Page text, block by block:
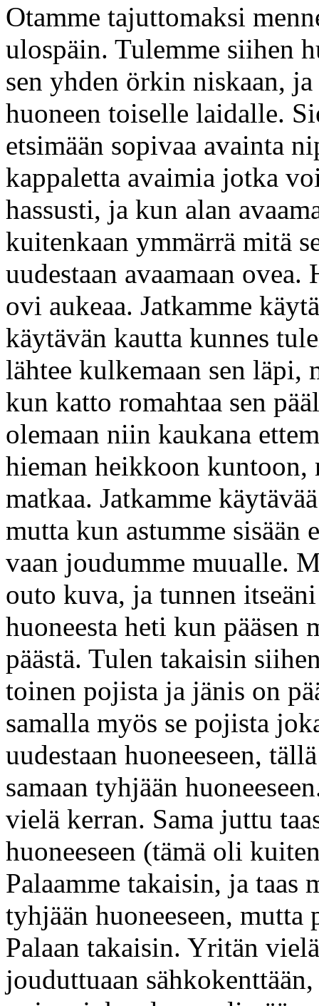
Otamme tajuttomaksi
ulospäin. Tulemme siihen
sen yhden örkin niskaan,
huoneen toiselle laidalle.
etsimään sopivaa avainta
kappaletta avaimia jotka
hassusti, ja kun alan
kuitenkaan ymmärrä mitä
uudestaan avaamaan
ovi aukeaa. Jatkamme
käytävän kautta kunnes
lähtee kulkemaan sen
kun katto romahtaa sen
olemaan niin kaukana
hieman heikkoon
matkaa. Jatkamme
mutta kun astumme sisään
vaan joudumme muualle.
outo kuva, ja tunnen
huoneesta heti kun pääsen
päästä. Tulen takaisin
toinen pojista ja jänis on
samalla myös se pojista
uudestaan huoneeseen,
samaan tyhjään
vielä kerran. Sama juttu
huoneeseen (tämä oli
Palaamme takaisin, ja taas
tyhjään huoneeseen,
Palaan takaisin. Yritän
jouduttuaan